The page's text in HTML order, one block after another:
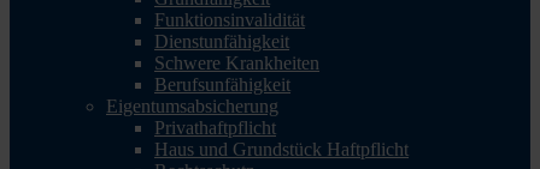
Funktionsinvalidität
Dienstunfähigkeit
Schwere Krankheiten
Berufsunfähigkeit
Eigentumsabsicherung
Privathaftpflicht
Haus und Grundstück Haftpflicht